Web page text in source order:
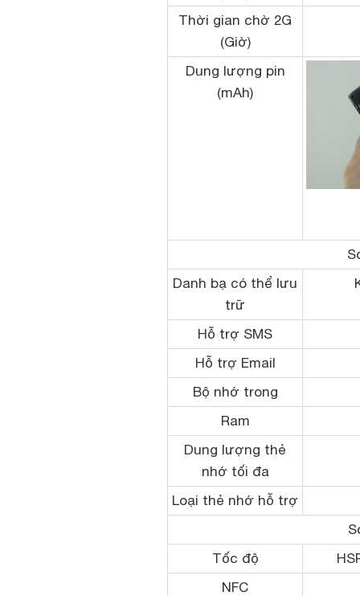
Thời gian chờ 2G
(Giờ)
Dung lượng pin
(mAh)
Danh bạ có thể lưu
trữ
Hỗ trợ SMS
Hỗ trợ Email
Bộ nhớ trong
Ram
Dung lượng thẻ
nhớ tối đa
Loại thẻ nhớ hỗ trợ
Tốc độ
NFC